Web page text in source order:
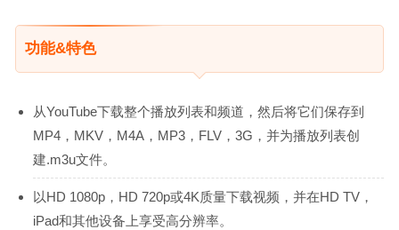
功能&特色
从YouTube下载整个播放列表和频道，然后将它们保存到
MP4，MKV，M4A，MP3，FLV，3G，并为播放列表创
建.m3u文件。
以HD 1080p，HD 720p或4K质量下载视频，并在HD TV，
iPad和其他设备上享受高分辨率。